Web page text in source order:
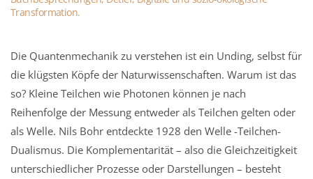
Transformation.
Die Quantenmechanik zu verstehen ist ein Unding, selbst für
die klügsten Köpfe der Naturwissenschaften. Warum ist das
so? Kleine Teilchen wie Photonen können je nach
Reihenfolge der Messung entweder als Teilchen gelten oder
als Welle. Nils Bohr entdeckte 1928 den Welle -Teilchen-
Dualismus. Die Komplementarität – also die Gleichzeitigkeit
unterschiedlicher Prozesse oder Darstellungen – besteht